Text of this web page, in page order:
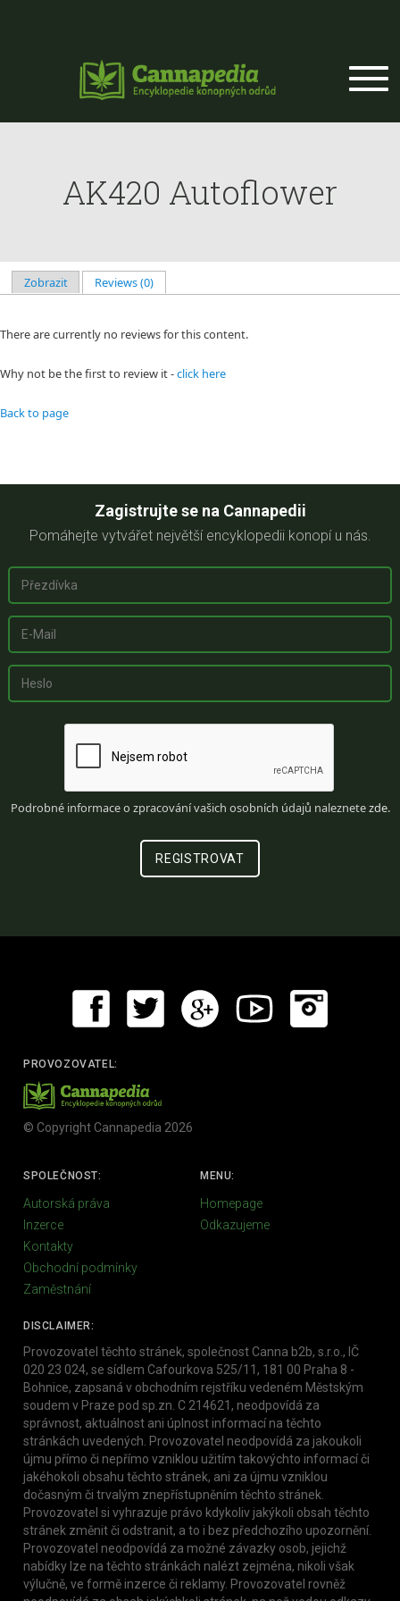
AK420 Autoflower
Hlavní záložky
Zobrazit Reviews (0)
There are currently no reviews for this content.
Why not be the first to review it -click here
Back to page
Zagistrujte se na Cannapedii
Pomáhejte vytvářet největší encyklopedii konopí u nás.
Podrobné informace o zpracování vašich osobních údajů naleznetezde.
PROVOZOVATEL:
© Copyright Cannapedia 2026
SPOLEČNOST:
Autorská práva
Inzerce
Kontakty
Obchodní podmínky
Zaměstnání
MENU:
Homepage
Odkazujeme
DISCLAIMER:
Provozovatel těchto stránek, společnost Canna b2b, s.r.o., IČ
020 23 024, se sídlem Cafourkova 525/11, 181 00 Praha 8 -
Bohnice, zapsaná v obchodním rejstříku vedeném Městským
soudem v Praze pod sp.zn. C 214621, neodpovídá za
správnost, aktuálnost ani úplnost informací na těchto
stránkách uvedených. Provozovatel neodpovídá za jakoukoli
újmu přímo či nepřímo vzniklou užitím takovýchto informací či
jakéhokoli obsahu těchto stránek, ani za újmu vzniklou
dočasným či trvalým znepřístupněním těchto stránek.
Provozovatel si vyhrazuje právo kdykoliv jakýkoli obsah těchto
stránek změnit či odstranit, a to i bez předchozího upozornění.
Provozovatel neodpovídá za možné závazky osob, jejichž
nabídky lze na těchto stránkách nalézt zejména, nikoli však
výlučně, ve formě inzerce či reklamy. Provozovatel rovněž